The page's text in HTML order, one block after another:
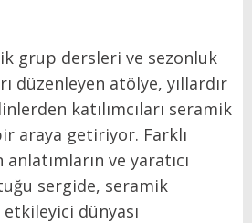
grup dersleri ve sezonluk
düzenleyen atölye, yıllardır
katılımcıları seramik
araya getiriyor. Farklı
ve yaratıcı
sergide, seramik
etkileyici dünyası